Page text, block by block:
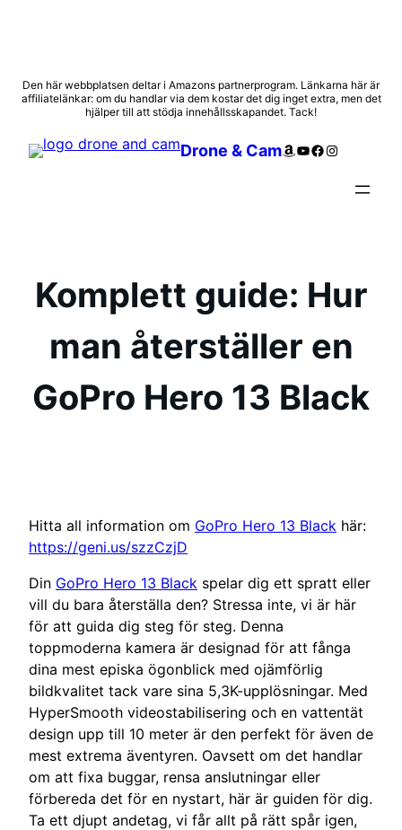
Hoppa
till
Den här webbplatsen deltar i Amazons partnerprogram. Länkarna här är
affiliatelänkar: om du handlar via dem kostar det dig inget extra, men det
hjälper till att stödja innehållsskapandet. Tack!
Drone & CamAmazon
YouTube
Facebook
Instagram
Komplett guide: Hur
man återställer en
GoPro Hero 13 Black
Hitta all information om GoPro Hero 13 Black här:
https://geni.us/szzCzjD
Din GoPro Hero 13 Black spelar dig ett spratt eller
vill du bara återställa den? Stressa inte, vi är här
för att guida dig steg för steg. Denna
toppmoderna kamera är designad för att fånga
dina mest episka ögonblick med ojämförlig
bildkvalitet tack vare sina 5,3K-upplösningar. Med
HyperSmooth videostabilisering och en vattentät
design upp till 10 meter är den perfekt för även de
mest extrema äventyren. Oavsett om det handlar
om att fixa buggar, rensa anslutningar eller
förbereda det för en nystart, här är guiden för dig.
Ta ett djupt andetag, vi får allt på rätt spår igen,